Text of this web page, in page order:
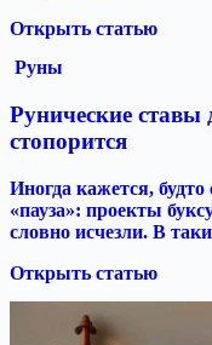
Открыть статью
Руны
Рунические ставы
стопорится
Иногда кажется,
«пауза»: проекты
словно исчезли. В
Открыть статью